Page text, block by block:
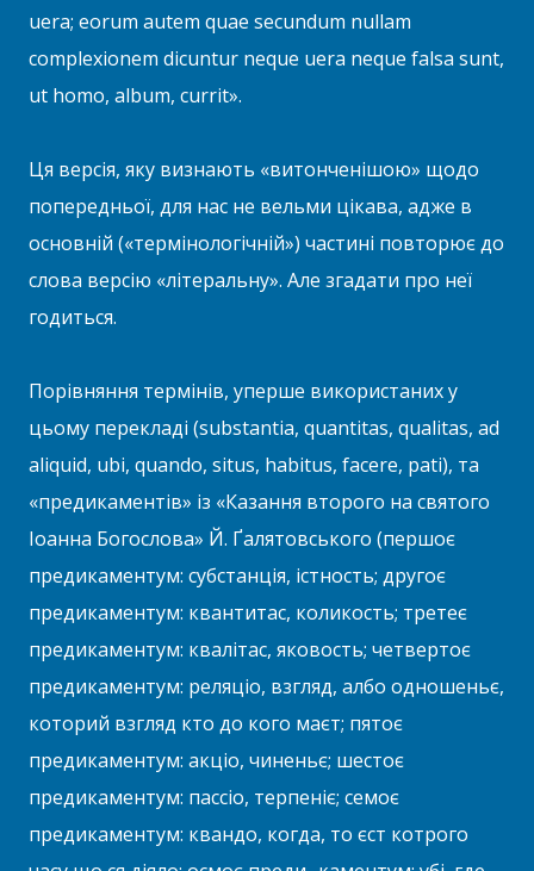
uera; eorum autem quae secundum nullam
complexionem dicuntur neque uera neque falsa sunt,
ut homo, album, currit».
Ця версія, яку визнають «витонченішою» щодо
попередньої, для нас не вельми цікава, адже в
основній («термінологічній») частині повторює до
слова версію «літеральну». Але згадати про неї
годиться.
Порівняння термінів, уперше використаних у
цьому перекладі (substantia, quantitas, qualitas, ad
aliquid, ubi, quando, situs, habitus, facere, pati), та
«предикаментів» із «Казання второго на святого
Іоанна Богослова» Й. Ґалятовського (першоє
предикаментум: субстанція, істность; другоє
предикаментум: квантитас, коликость; третеє
предикаментум: квалітас, яковость; четвертоє
предикаментум: реляціо, взгляд, албо одношеньє,
которий взгляд кто до кого маєт; пятоє
предикаментум: акціо, чиненьє; шестоє
предикаментум: пассіо, терпеніє; семоє
предикаментум: квандо, когда, то єст котрого